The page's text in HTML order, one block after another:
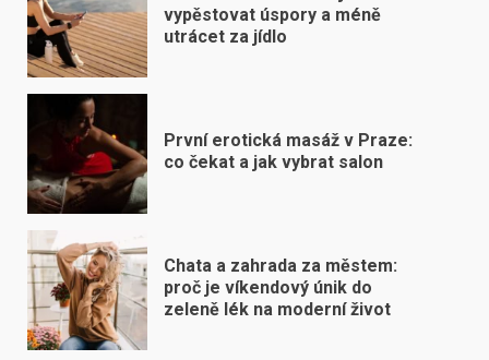
vypěstovat úspory a méně
utrácet za jídlo
První erotická masáž v Praze:
co čekat a jak vybrat salon
Chata a zahrada za městem:
proč je víkendový únik do
zeleně lék na moderní život